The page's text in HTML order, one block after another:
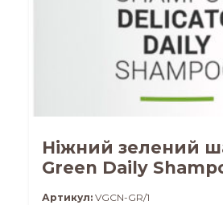
Ніжний зелений
Green Daily
Артикул: VGCN-GR/1